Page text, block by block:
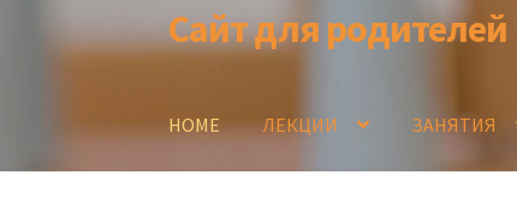
Перейти
к
Перейти
к
Сайт для родителей
HOME ЛЕКЦИИ ЗАНЯТИЯ